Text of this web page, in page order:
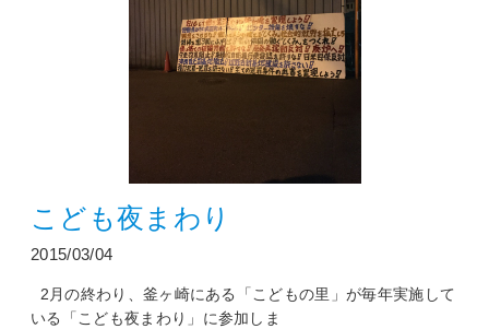
こども夜まわり
2015/03/04
2月の終わり、釜ヶ崎にある「こどもの里」が毎年実施して
いる「こども夜まわり」に参加しま